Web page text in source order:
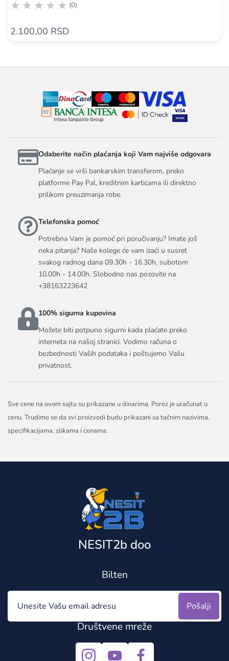
(0)
2.100,00 RSD
Odaberite način plaćanja koji Vam najviše odgovara
Plaćanje se vrši bankarskim transferom, preko
platforme Pay Pal, kreditnim karticama ili direktno
prilikom preuzimanja robe.
Telefonska pomoć
Potrebna Vam je pomoć pri poručivanju? Imate još
neka pitanja? Naše kolege će vam izaći u susret
svakog radnog dana 09.30h - 16.30h, subotom
10.00h - 14.00h. Slobodno nas pozovite na
+38163223642
100% sigurna kupovina
Možete biti potpuno sigurni kada plaćate preko
interneta na našoj stranici. Vodimo računa o
bezbednosti Vaših podataka i poštujemo Vašu
privatnost.
Sve cene na ovom sajtu su prikazane u dinarima. Porez je uračunat u
cenu. Trudimo se da svi proizvodi budu prikazani sa tačnim nazivima,
specifikacijama, slikama i cenama.
NESIT2b doo
Bilten
Pošalji
Društvene mreže